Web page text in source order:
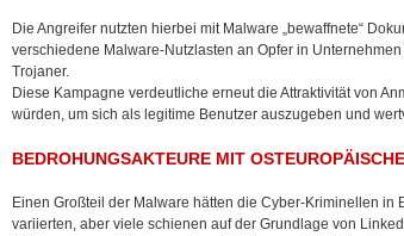
Die Angreifer nutzten hierbei mit Malware „bewaffnete“
verschiedene Malware-Nutzlasten an Opfer in
Trojaner.
Diese Kampagne verdeutliche erneut die Attraktivität von
würden, um sich als legitime Benutzer auszugeben und
BEDROHUNGSAKTEURE MIT
Einen Großteil der Malware hätten die Cyber-Kriminellen
variierten, aber viele schienen auf der Grundlage von